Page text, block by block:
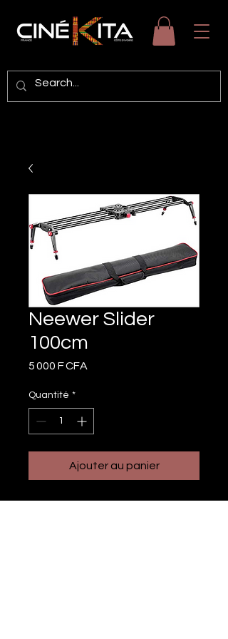
Neewer Slider
100cm
5 000 F CFA
Quantité *
Ajouter au panier